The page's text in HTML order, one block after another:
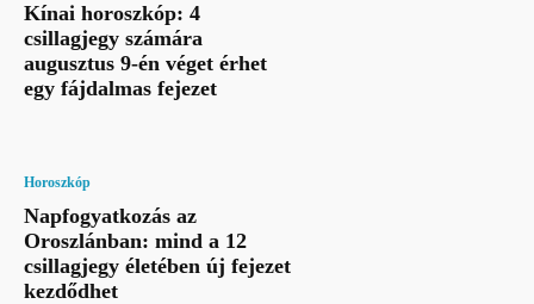
Kínai horoszkóp: 4
csillagjegy számára
augusztus 9-én véget érhet
egy fájdalmas fejezet
Horoszkóp
Napfogyatkozás az
Oroszlánban: mind a 12
csillagjegy életében új fejezet
kezdődhet